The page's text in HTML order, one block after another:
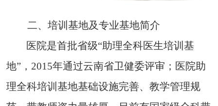
二、培训基地及专业基地简介
医院是首批省级“助理全科医生培训基
地” ， 2015年通过云南省卫健委评审；医院助
理全科培训基地基础设施完善、教学管理规